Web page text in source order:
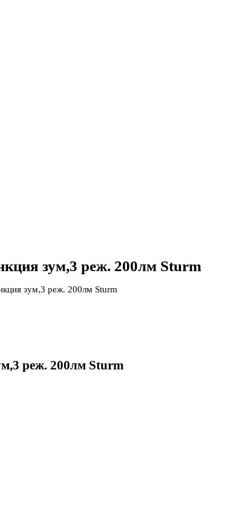
зум,3 реж. 200лм Sturm
зум,3 реж. 200лм Sturm
реж. 200лм Sturm